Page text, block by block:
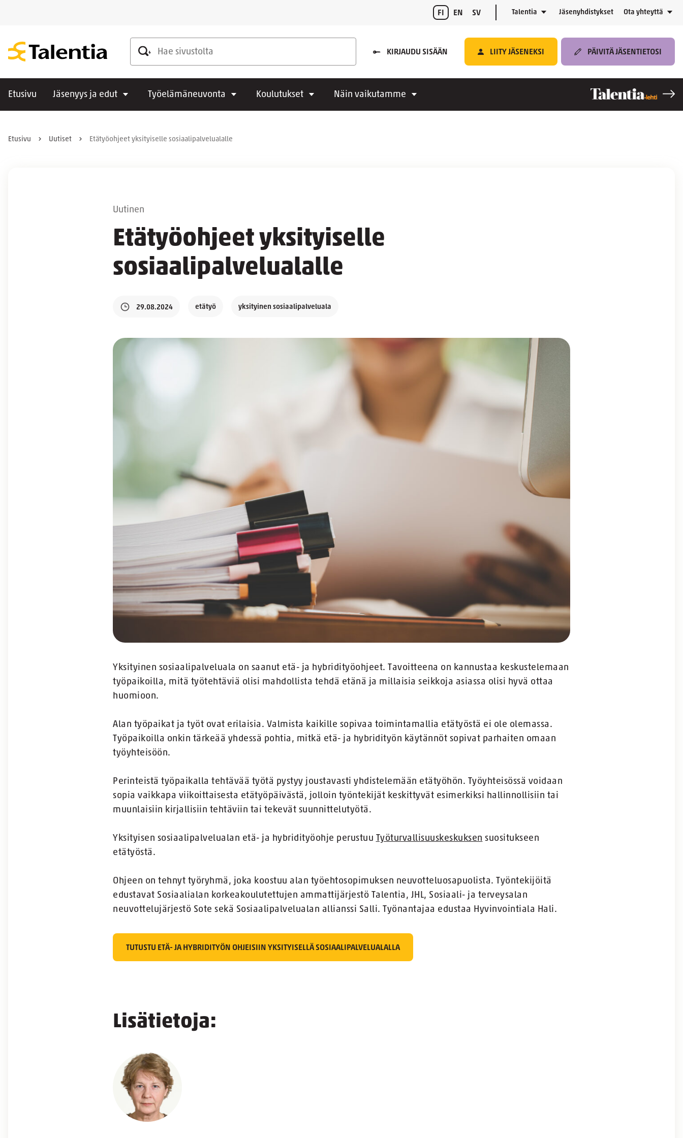
FI EN SV Talentia Jäsenyhdistykset Ota yhteyttä
Hae sivustolta
KIRJAUDU SISÄÄN LIITY JÄSENEKSI PÄIVITÄ JÄSENTIETOSI
Etusivu Jäsenyys ja edut Työelämäneuvonta Koulutukset Näin vaikutamme
Etusivu Uutiset Etätyöohjeet yksityiselle sosiaalipalvelualalle
Uutinen
Etätyöohjeet yksityiselle
sosiaalipalvelualalle
29.08.2024 etätyö yksityinen sosiaalipalveluala
Yksityinen sosiaalipalveluala on saanut etä- ja hybridityöohjeet. Tavoitteena on kannustaa keskustelemaan
työpaikoilla, mitä työtehtäviä olisi mahdollista tehdä etänä ja millaisia seikkoja asiassa olisi hyvä ottaa
huomioon.
Alan työpaikat ja työt ovat erilaisia. Valmista kaikille sopivaa toimintamallia etätyöstä ei ole olemassa.
Työpaikoilla onkin tärkeää yhdessä pohtia, mitkä etä- ja hybridityön käytännöt sopivat parhaiten omaan
työyhteisöön.
Perinteistä työpaikalla tehtävää työtä pystyy joustavasti yhdistelemään etätyöhön. Työyhteisössä voidaan
sopia vaikkapa viikoittaisesta etätyöpäivästä, jolloin työntekijät keskittyvät esimerkiksi hallinnollisiin tai
muunlaisiin kirjallisiin tehtäviin tai tekevät suunnittelutyötä.
Yksityisen sosiaalipalvelualan etä- ja hybridityöohje perustuu Työturvallisuuskeskuksen suositukseen
etätyöstä.
Ohjeen on tehnyt työryhmä, joka koostuu alan työehtosopimuksen neuvotteluosapuolista. Työntekijöitä
edustavat Sosiaalialan korkeakoulutettujen ammattijärjestö Talentia, JHL, Sosiaali- ja terveysalan
neuvottelujärjestö Sote sekä Sosiaalipalvelualan allianssi Salli. Työnantajaa edustaa Hyvinvointiala Hali.
TUTUSTU ETÄ- JA HYBRIDITYÖN OHJEISIIN YKSITYISELLÄ SOSIAALIPALVELUALALLA
Lisätietoja: